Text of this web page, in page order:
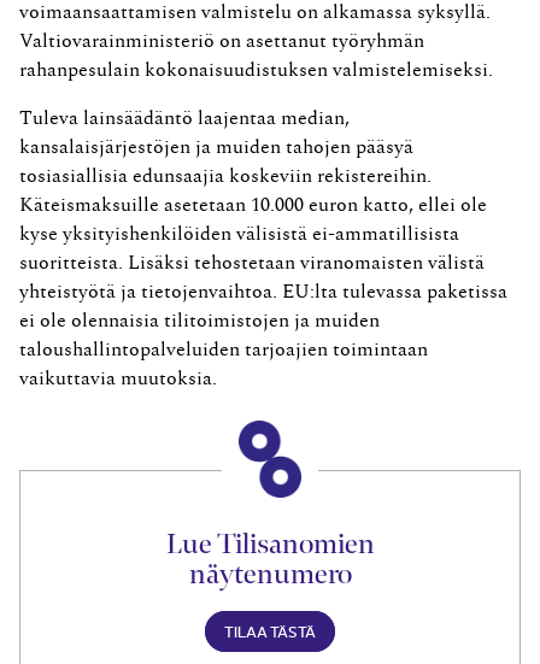
voimaansaattamisen valmistelu on alkamassa syksyllä.
Valtiovarainministeriö on asettanut työryhmän
rahanpesulain kokonaisuudistuksen valmistelemiseksi.
Tuleva lainsäädäntö laajentaa median,
kansalaisjärjestöjen ja muiden tahojen pääsyä
tosiasiallisia edunsaajia koskeviin rekistereihin.
Käteismaksuille asetetaan 10.000 euron katto, ellei ole
kyse yksityishenkilöiden välisistä ei-ammatillisista
suoritteista. Lisäksi tehostetaan viranomaisten välistä
yhteistyötä ja tietojenvaihtoa. EU:lta tulevassa paketissa
ei ole olennaisia tilitoimistojen ja muiden
taloushallintopalveluiden tarjoajien toimintaan
vaikuttavia muutoksia.
Lue Tilisanomien
näytenumero
TILAA TÄSTÄ